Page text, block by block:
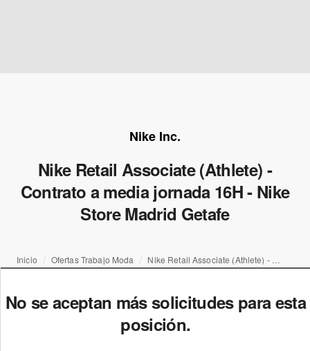
Nike Inc.
Nike Retail Associate (Athlete) -
Contrato a media jornada 16H - Nike
Store Madrid Getafe
Inicio Ofertas Trabajo Moda
No se aceptan más solicitudes para esta
posición.